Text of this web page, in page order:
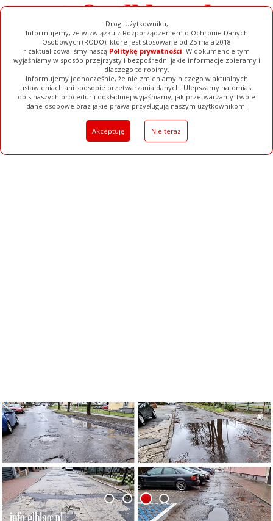
Drogi Użytkowniku,
Informujemy, że w związku z Rozporządzeniem o Ochronie Danych
Osobowych (RODO), które jest stosowane od 25 maja 2018
r.zaktualizowaliśmy naszą Politykę prywatności. W dokumencie tym
wyjaśniamy w sposób przejrzysty i bezpośredni jakie informacje zbieramy i
dlaczego to robimy.
Informujemy jednocześnie, że nie zmieniamy niczego w aktualnych
ustawieniach ani sposobie przetwarzania danych. Ulepszamy natomiast
opis naszych procedur i dokładniej wyjaśniamy, jak przetwarzamy Twoje
dane osobowe oraz jakie prawa przysługują naszym użytkownikom.
Akceptuję Nie teraz
Ogłoszenia Filmy Galerie Baza Firm Pełna Wersja
1 2 3 4